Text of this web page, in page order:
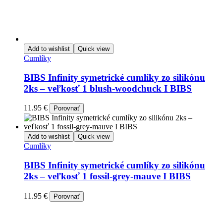
Add to wishlist Quick view
Cumlíky
BIBS Infinity symetrické cumlíky zo silikónu
2ks – veľkosť 1 blush-woodchuck I BIBS
11.95 € Porovnať
Add to wishlist Quick view
Cumlíky
BIBS Infinity symetrické cumlíky zo silikónu
2ks – veľkosť 1 fossil-grey-mauve I BIBS
11.95 € Porovnať